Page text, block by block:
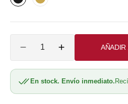
Negro
Mate
Dorado
Oro
cepillado
Reducir
cantidad
para
Tirador
0496
Aumentar
cantidad
para
Tirador
0496
AÑADIR
En stock. Envío inmediato.